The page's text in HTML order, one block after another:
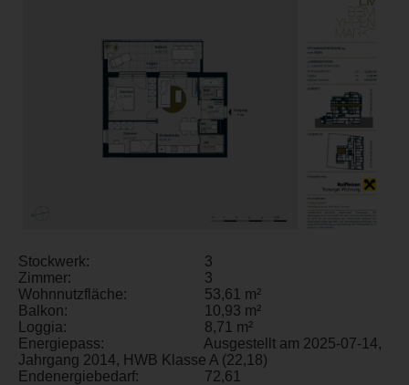
Stockwerk:
3
Zimmer:
3
Wohnnutzfläche:
53,61 m²
Balkon:
10,93 m²
Loggia:
8,71 m²
Energiepass:
Ausgestellt am 2025-07-14,
Jahrgang 2014, HWB Klasse A (22,18)
Endenergiebedarf:
72,61